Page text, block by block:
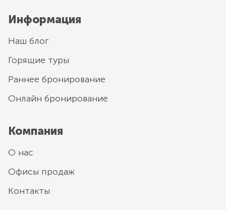
Информация
Наш блог
Горящие туры
Раннее бронирование
Онлайн бронирование
Компания
О нас
Офисы продаж
Контакты